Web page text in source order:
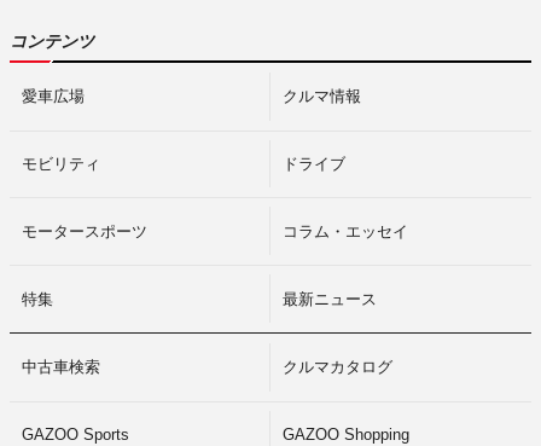
コンテンツ
愛車広場 クルマ情報
モビリティ ドライブ
モータースポーツ コラム・エッセイ
特集 最新ニュース
中古車検索 クルマカタログ
GAZOO Sports GAZOO Shopping